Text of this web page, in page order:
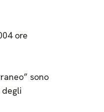
ore
sono